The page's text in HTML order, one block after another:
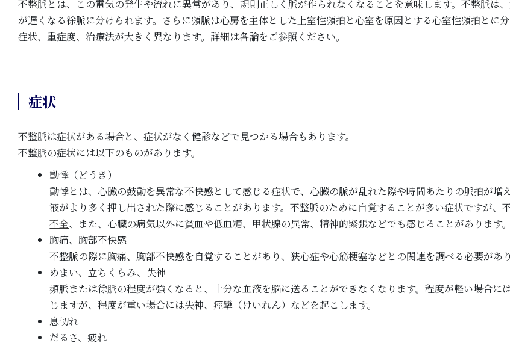
不整脈とは、この電気の発生や流れに異常があり、規則正しく脈が作られなくなることを意味します。不整脈は
が遅くなる徐脈に分けられます。さらに頻脈は心房を主体とした上室性頻拍と心室を原因とする心室性頻拍とに
症状、重症度、治療法が大きく異なります。詳細は各論をご参照ください。
症状
不整脈は症状がある場合と、症状がなく健診などで見つかる場合もあります。
不整脈の症状には以下のものがあります。
動悸（どうき）
動悸とは、心臓の鼓動を異常な不快感として感じる症状で、心臓の脈が乱れた際や時間あたりの脈拍が増
液がより多く押し出された際に感じることがあります。不整脈のために自覚することが多い症状ですが、
不全、また、心臓の病気以外に貧血や低血糖、甲状腺の異常、精神的緊張などでも感じることがあります。
胸痛、胸部不快感
不整脈の際に胸痛、胸部不快感を自覚することがあり、狭心症や心筋梗塞などとの関連を調べる必要があり
めまい、立ちくらみ、失神
頻脈または徐脈の程度が強くなると、十分な血液を脳に送ることができなくなります。程度が軽い場合に
じますが、程度が重い場合には失神、痙攣（けいれん）などを起こします。
息切れ
だるさ、疲れ